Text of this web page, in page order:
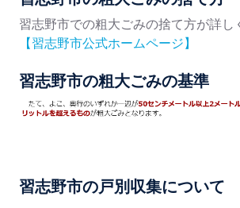
習志野市での粗大ごみの捨て方が詳し
【習志野市公式ホームページ】
習志野市の粗大ごみの基準
習志野市の戸別収集について